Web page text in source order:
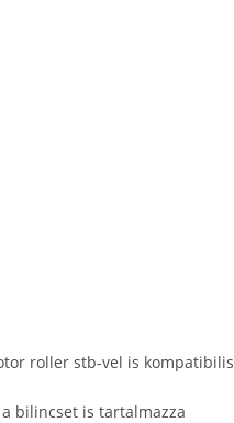
roller stb-vel is kompatibilis
bilincset is tartalmazza